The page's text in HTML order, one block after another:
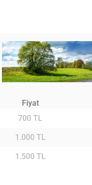
Fiyat
700 TL
1.000 TL
1.500 TL